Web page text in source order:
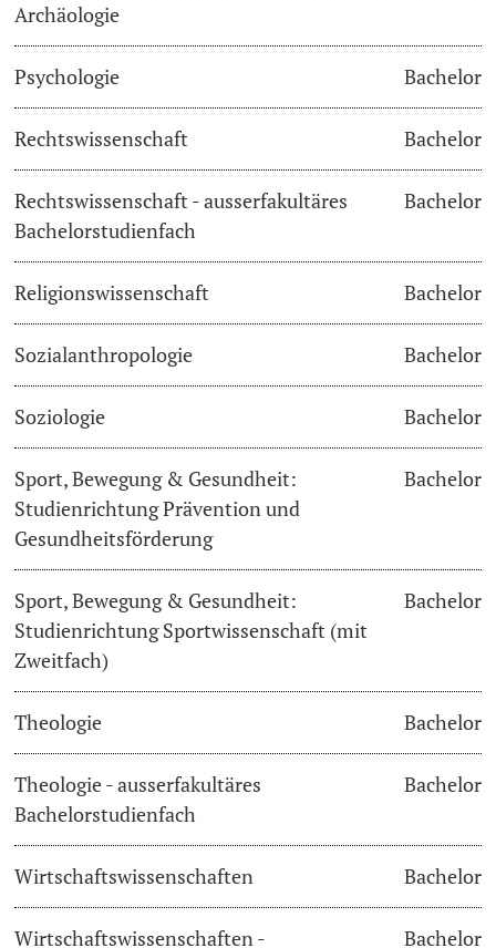
Archäologie
Psychologie Bachelor
Rechtswissenschaft Bachelor
Rechtswissenschaft - ausserfakultäres
Bachelorstudienfach
Bachelor
Religionswissenschaft Bachelor
Sozialanthropologie Bachelor
Soziologie Bachelor
Sport, Bewegung & Gesundheit:
Studienrichtung Prävention und
Gesundheitsförderung
Bachelor
Sport, Bewegung & Gesundheit:
Studienrichtung Sportwissenschaft (mit
Zweitfach)
Bachelor
Theologie Bachelor
Theologie - ausserfakultäres
Bachelorstudienfach
Bachelor
Wirtschaftswissenschaften Bachelor
Wirtschaftswissenschaften - Bachelor